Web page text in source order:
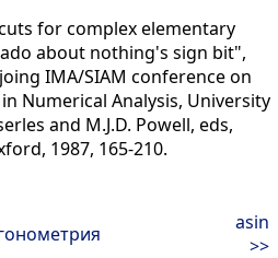
for complex elementary
about nothing's sign bit",
IMA/SIAM conference on
Numerical Analysis, University
and M.J.D. Powell, eds,
1987, 165-210.
asin
>>